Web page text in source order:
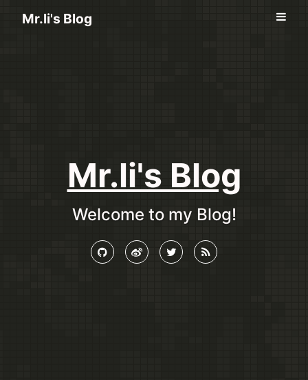
Mr.li's Blog
Mr.li's Blog
Welcome to my Blog!